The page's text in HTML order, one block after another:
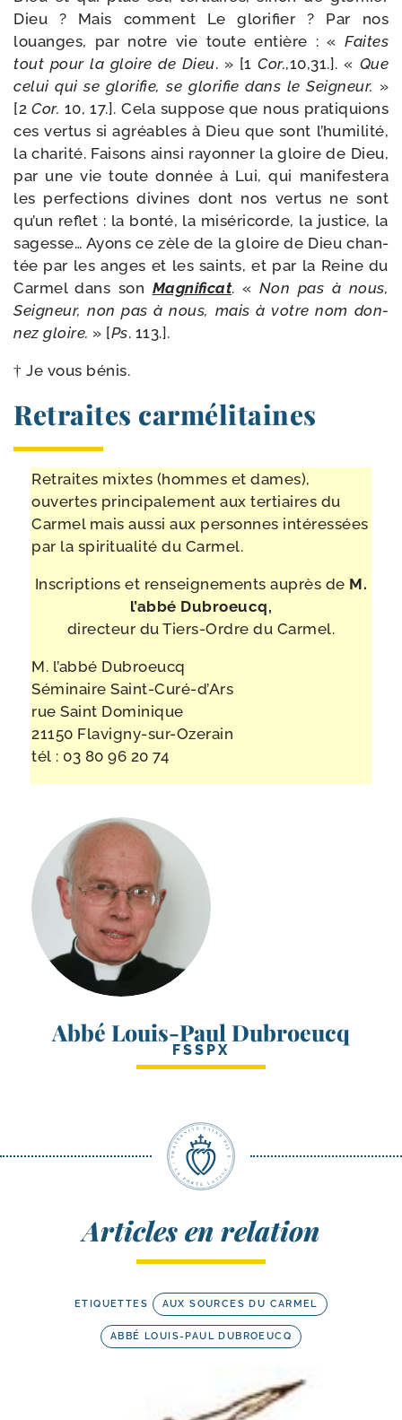
Dieu ? Mais com­ment Le glo­ri­fier ? Par nos
louanges, par notre vie toute entière : « Faites
tout pour la gloire de Dieu. » [1Cor.,10,31.]. « Que
celui qui se glo­ri­fie, se glo­ri­fie dans le Seigneur. »
[2Cor. 10, 17.]. Cela sup­pose que nous pra­ti­quions
ces ver­tus si agréables à Dieu que sont l’humilité,
la cha­ri­té. Faisons ain­si rayon­ner la gloire de Dieu,
par une vie toute don­née à Lui, qui mani­fes­te­ra
les per­fec­tions divines dont nos ver­tus ne sont
qu’un reflet : la bon­té, la misé­ri­corde, la jus­tice, la
sagesse… Ayons ce zèle de la gloire de Dieu chan­
tée par les anges et les saints, et par la Reine du
Carmel dans son Magnificat. « Non pas à nous,
Seigneur, non pas à nous, mais à votre nom don­
nez gloire. » [Ps. 113.].
† Je vous bénis.
Retraites carmélitaines
Retraites mixtes (hommes et dames),
ouvertes prin­ci­pa­le­ment aux ter­tiaires du
Carmel mais aus­si aux per­sonnes inté­res­sées
par la spi­ri­tua­li­té du Carmel.
Inscriptions et ren­sei­gne­ments auprès de M.
l’ab­bé Dubroeucq,
direc­teur du Tiers-​Ordre du Carmel.
M. l’ab­bé Dubroeucq
Séminaire Saint-​Curé-​d’Ars
rue Saint Dominique
21150 Flavigny-​sur-​Ozerain
tél : 03 80 96 20 74
Abbé Louis-Paul Dubroeucq
FSSPX
Articles en relation
ETIQUETTES AUX SOURCES DU CARMEL
ABBÉ LOUIS-PAUL DUBROEUCQ